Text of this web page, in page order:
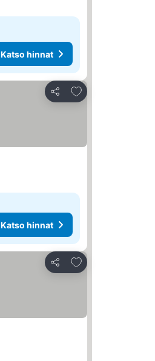
Katso hinnat
Jaa
Lisää suosikkeihin
Katso hinnat
Jaa
Lisää suosikkeihin